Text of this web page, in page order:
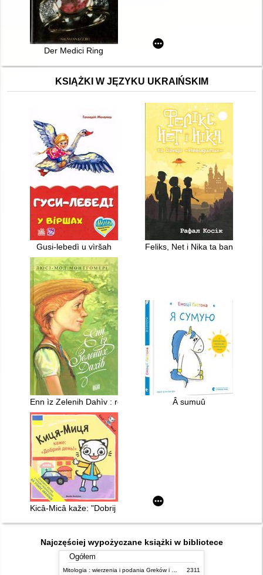
Der Medici Ring
KSIĄŻKI W JĘZYKU UKRAIŃSKIM
Gusi-lebedì u vìršah Feliks, Net i Nika ta banda
Enn ìz Zelenih Dahìv : roman Â sumuû
Kicâ-Micâ kaže: "Dobrij den'!"
Najczęściej wypożyczane książki w bibliotece
Ogółem
2311